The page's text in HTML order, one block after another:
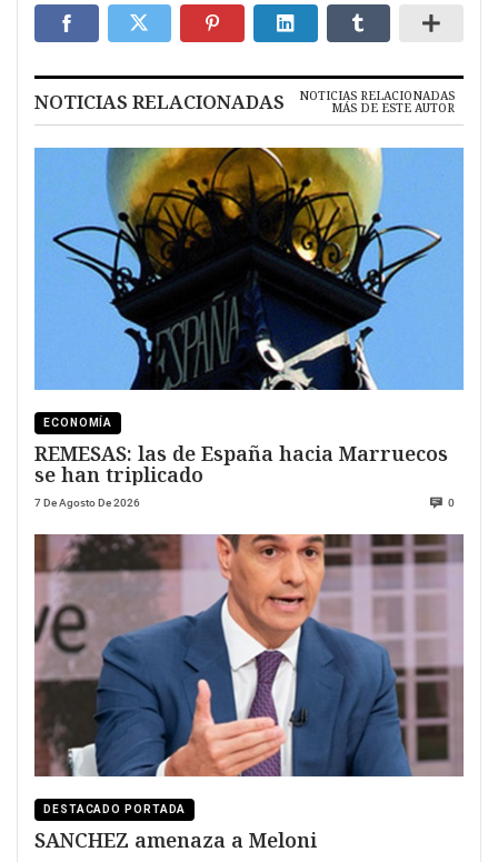
NOTICIAS RELACIONADAS NOTICIAS RELACIONADAS
MÁS DE ESTE AUTOR
ECONOMÍA
REMESAS: las de España hacia Marruecos
se han triplicado
7 De Agosto De 2026 0
DESTACADO PORTADA
SANCHEZ amenaza a Meloni